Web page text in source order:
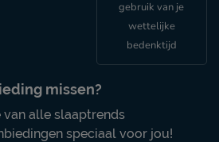
gebruik van je
wettelijke
bedenktijd
missen?
alle slaaptrends
speciaal voor jou!